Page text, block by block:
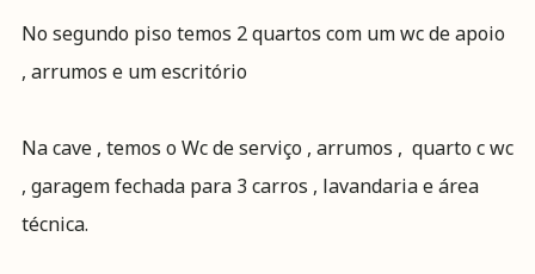
No segundo piso temos 2 quartos com um wc de apoio
, arrumos e um escritório
Na cave , temos o Wc de serviço , arrumos , quarto c wc
, garagem fechada para 3 carros , lavandaria e área
técnica.